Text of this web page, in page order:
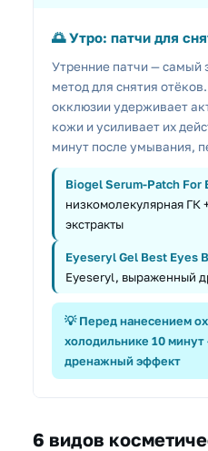
🌅 Утро: патчи для
Утренние патчи — самый
метод для снятия
окклюзии удерживает
кожи и усиливает их
минут после умывания,
Biogel Serum-Patch For
низкомолекулярная ГК
экстракты
Eyeseryl Gel Best Eyes
Eyeseryl, выраженный
💡 Перед нанесением
холодильнике 10
дренажный эффект
6 видов